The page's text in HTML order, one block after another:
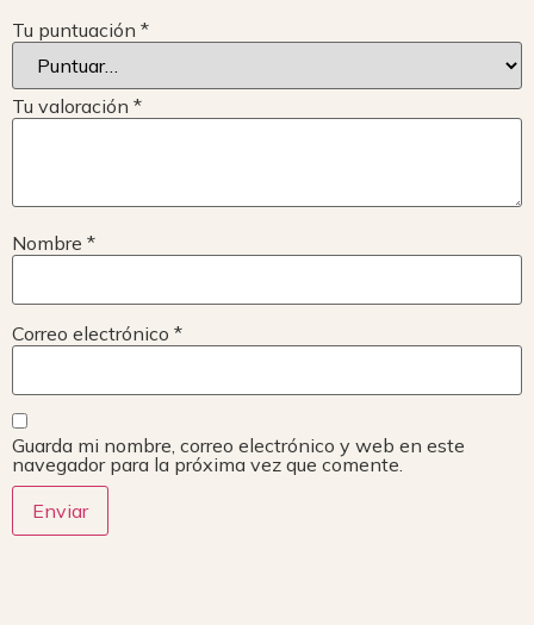
Tu puntuación *
Tu valoración *
Nombre *
Correo electrónico *
Guarda mi nombre, correo electrónico y web en este
navegador para la próxima vez que comente.